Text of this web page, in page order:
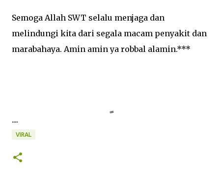
Semoga Allah SWT selalu menjaga dan
melindungi kita dari segala macam penyakit dan
marabahaya. Amin amin ya robbal alamin.***
....
VIRAL